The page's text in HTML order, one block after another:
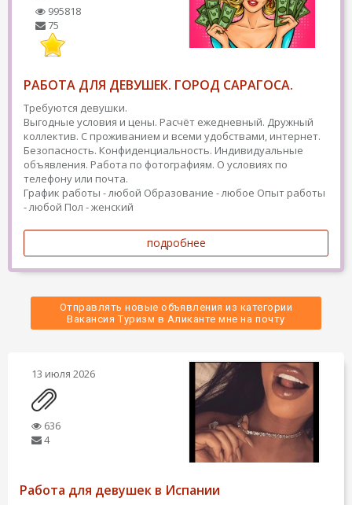
995818
75
РАБОТА ДЛЯ ДЕВУШЕК. ГОРОД САРАГОСА.
Требуются девушки.
Выгодные условия и цены. Расчёт ежедневный. Дружный
коллектив. С проживанием и всеми удобствами, интернет.
Безопасность. Конфиденциальность. Индивидуальные
объявления. Работа по фотографиям. О условиях по
телефону или почта.
График работы - любой Образование - любое Опыт работы
- любой Пол - женский
подробнее
Отправлять новые объявления из категории
Вакансия Туризм в Аликанте мне на почту
13 июля 2026
636
4
Работа для девушек в Испании